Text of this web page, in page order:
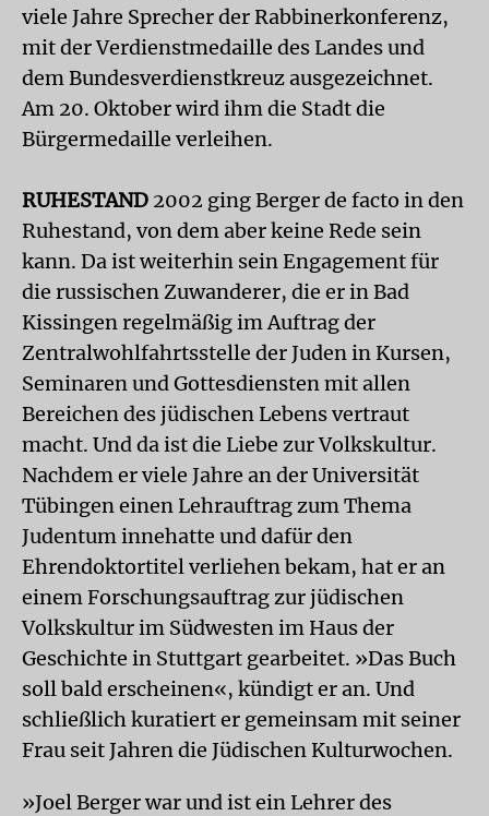
viele Jahre Sprecher der Rabbinerkonferenz,
mit der Verdienstmedaille des Landes und
dem Bundesverdienstkreuz ausgezeichnet.
Am 20. Oktober wird ihm die Stadt die
Bürgermedaille verleihen.
RUHESTAND 2002 ging Berger de facto in den
Ruhestand, von dem aber keine Rede sein
kann. Da ist weiterhin sein Engagement für
die russischen Zuwanderer, die er in Bad
Kissingen regelmäßig im Auftrag der
Zentralwohlfahrtsstelle der Juden in Kursen,
Seminaren und Gottesdiensten mit allen
Bereichen des jüdischen Lebens vertraut
macht. Und da ist die Liebe zur Volkskultur.
Nachdem er viele Jahre an der Universität
Tübingen einen Lehrauftrag zum Thema
Judentum innehatte und dafür den
Ehrendoktortitel verliehen bekam, hat er an
einem Forschungsauftrag zur jüdischen
Volkskultur im Südwesten im Haus der
Geschichte in Stuttgart gearbeitet. »Das Buch
soll bald erscheinen«, kündigt er an. Und
schließlich kuratiert er gemeinsam mit seiner
Frau seit Jahren die Jüdischen Kulturwochen.
»Joel Berger war und ist ein Lehrer des